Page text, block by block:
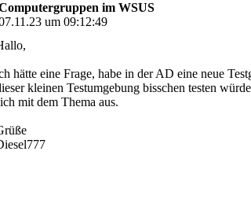
im WSUS
um 09:12:49
hätte eine Frage, habe in der AD eine neue
kleinen Testumgebung bisschen testen
mit dem Thema aus.